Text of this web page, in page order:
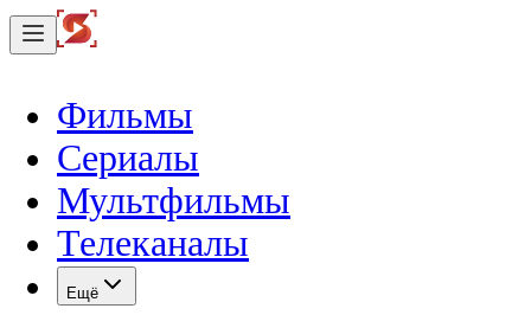
Фильмы
Сериалы
Мультфильмы
Телеканалы
Eщё